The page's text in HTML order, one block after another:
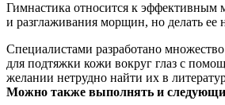
Гимнастика относится к эффективным
и разглаживания морщин, но делать ее
Специалистами разработано
для подтяжки кожи вокруг глаз с
желании нетрудно найти их в
Можно также выполнять и